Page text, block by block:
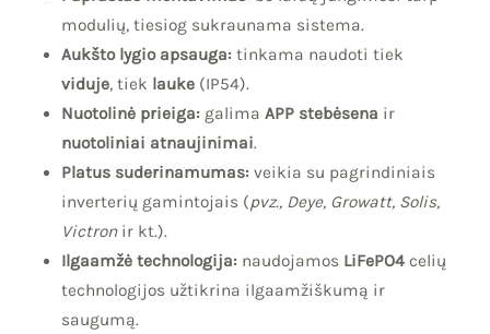
modulių, tiesiog sukraunama sistema.
Aukšto lygio apsauga:tinkama naudoti tiek
viduje, tiek lauke(IP54).
Nuotolinė prieiga:galima APP stebėsena ir
nuotoliniai atnaujinimai.
Platus suderinamumas:veikia su pagrindiniais
inverterių gamintojais (pvz., Deye, Growatt, Solis,
Victronir kt.).
Ilgaamžė technologija:naudojamos LiFePO4celių
technologijos užtikrina ilgaamžiškumą ir
saugumą.